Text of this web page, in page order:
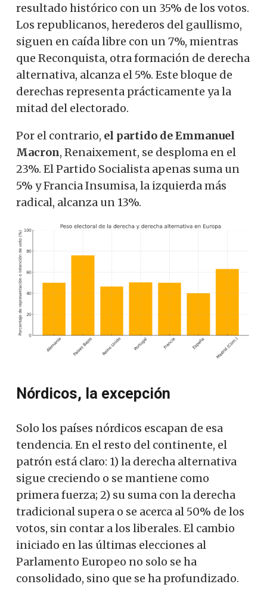
resultado histórico con un 35% de los votos.
Los republicanos, herederos del gaullismo,
siguen en caída libre con un 7%, mientras
que Reconquista, otra formación de derecha
alternativa, alcanza el 5%. Este bloque de
derechas representa prácticamente ya la
mitad del electorado.
Por el contrario, el partido de Emmanuel
Macron, Renaixement, se desploma en el
23%. El Partido Socialista apenas suma un
5% y Francia Insumisa, la izquierda más
radical, alcanza un 13%.
Nórdicos, la excepción
Solo los países nórdicos escapan de esa
tendencia. En el resto del continente, el
patrón está claro: 1) la derecha alternativa
sigue creciendo o se mantiene como
primera fuerza; 2) su suma con la derecha
tradicional supera o se acerca al 50% de los
votos, sin contar a los liberales. El cambio
iniciado en las últimas elecciones al
Parlamento Europeo no solo se ha
consolidado, sino que se ha profundizado.